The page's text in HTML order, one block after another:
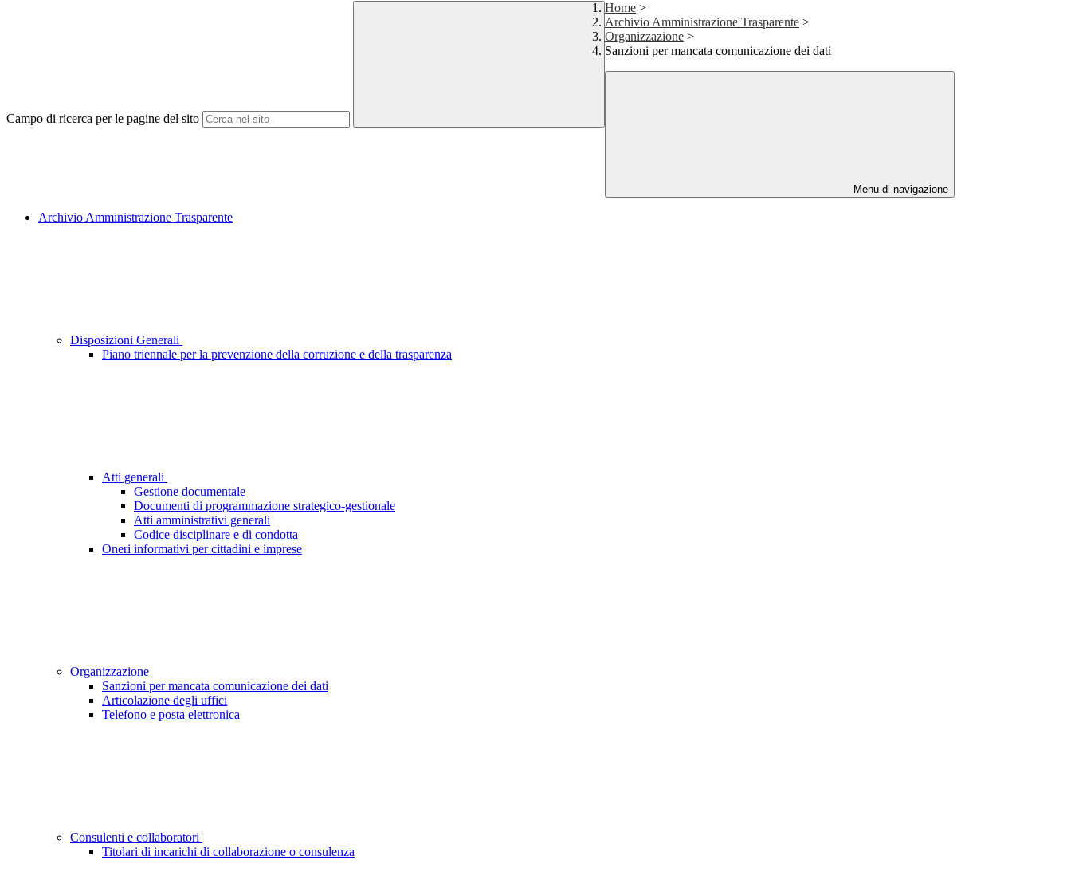
Campo di ricerca per le pagine del sito
Home >
Archivio Amministrazione Trasparente >
Organizzazione >
Sanzioni per mancata comunicazione dei dati
Menu di navigazione
Archivio Amministrazione Trasparente
Disposizioni Generali
Piano triennale per la prevenzione della corruzione e della trasparenza
Atti generali
Gestione documentale
Documenti di programmazione strategico-gestionale
Atti amministrativi generali
Codice disciplinare e di condotta
Oneri informativi per cittadini e imprese
Organizzazione
Sanzioni per mancata comunicazione dei dati
Articolazione degli uffici
Telefono e posta elettronica
Consulenti e collaboratori
Titolari di incarichi di collaborazione o consulenza